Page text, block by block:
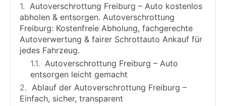
Autoverschrottung Freiburg – Auto kostenlos
abholen & entsorgen. Autoverschrottung
Freiburg: Kostenfreie Abholung, fachgerechte
Autoverwertung & fairer Schrottauto Ankauf für
jedes Fahrzeug.
Autoverschrottung Freiburg – Auto
entsorgen leicht gemacht
Ablauf der Autoverschrottung Freiburg –
Einfach, sicher, transparent